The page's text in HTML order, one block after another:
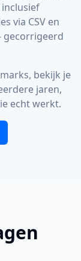
via CSV en
gecorrigeerd
bekijk je
jaren,
echt werkt.